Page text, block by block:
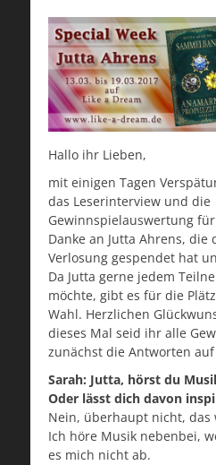
Hallo ihr Lieben,
mit einigen Tagen
das Leserinterview und die
Gewinnspielauswertung
Danke an Jutta Ahrens,
Verlosung gespendet hat
Da Jutta gerne jedem
möchte, gibt es für die
Wahl. Herzlichen
dieses Mal seid ihr alle
zunächst die Antworten
Sarah: Jutta, hörst du
Oder lässt dich davon
Nein, überhaupt nicht, das
Ich höre Musik nebenbei,
es mich nicht ab.